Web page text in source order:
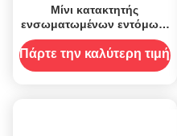
Μίνι κατακτητής
ενσωματωμένων εντόμων,
συμπαγής και ελαφριά για
20 τετραγωνικά μέτρα
Πάρτε την καλύτερη τιμή